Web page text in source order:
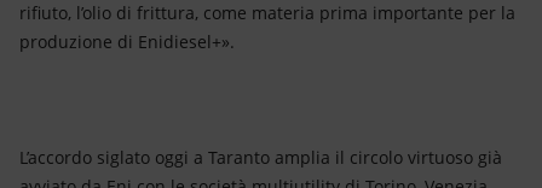
rifiuto, l’olio di frittura, come materia prima importante per la
produzione di Enidiesel+».
L’accordo siglato oggi a Taranto amplia il circolo virtuoso già